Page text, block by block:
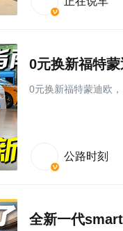
0元换新福特
0元换新福特蒙迪欧
公路时刻